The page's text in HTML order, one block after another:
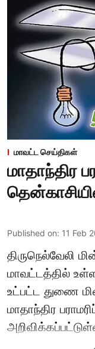
மாவட்ட செய்திகள்
மாதாந்திர
Published on: 11 Feb
திருநெல்வேலி
மாவட்டத்தில்
உட்பட்ட துணை
மாதாந்திர